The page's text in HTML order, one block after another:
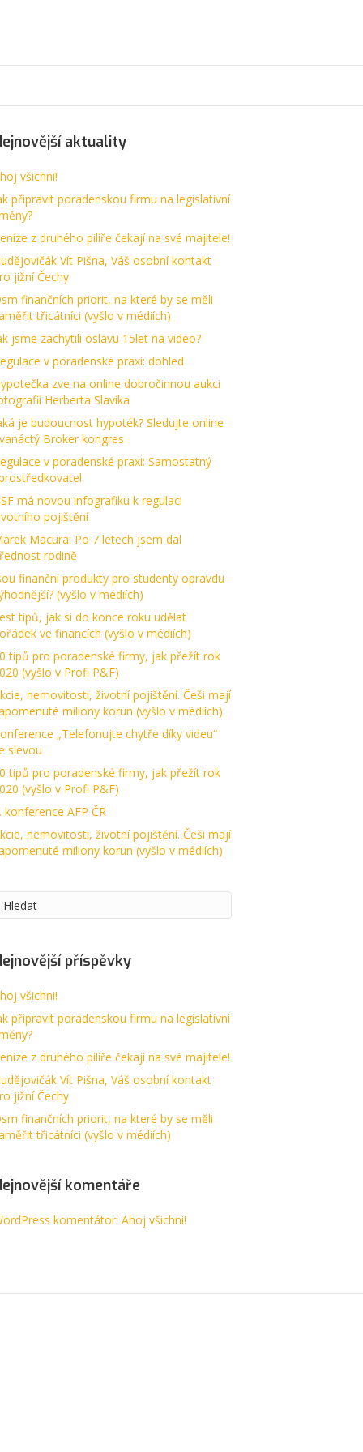
aktuality
všichni!
připravit poradenskou firmu na legislativní
z druhého pilíře čekají na své majitele!
Vít Pišna, Váš osobní kontakt
jižní Čechy
finančních priorit, na které by se měli
třicátníci (vyšlo v médiích)
jsme zachytili oslavu 15let na video?
v poradenské praxi: dohled
zve na online dobročinnou aukci
Herberta Slavíka
je budoucnost hypoték? Sledujte online
Broker kongres
v poradenské praxi: Samostatný
má novou infografiku k regulaci
pojištění
Macura: Po 7 letech jsem dal
rodině
finanční produkty pro studenty opravdu
(vyšlo v médiích)
tipů, jak si do konce roku udělat
ve financích (vyšlo v médiích)
tipů pro poradenské firmy, jak přežít rok
(vyšlo v Profi P&F)
nemovitosti, životní pojištění. Češi mají
miliony korun (vyšlo v médiích)
„Telefonujte chytře díky videu“
slevou
tipů pro poradenské firmy, jak přežít rok
(vyšlo v Profi P&F)
konference AFP ČR
nemovitosti, životní pojištění. Češi mají
miliony korun (vyšlo v médiích)
příspěvky
všichni!
připravit poradenskou firmu na legislativní
z druhého pilíře čekají na své majitele!
Vít Pišna, Váš osobní kontakt
jižní Čechy
finančních priorit, na které by se měli
třicátníci (vyšlo v médiích)
komentáře
komentátor: Ahoj všichni!